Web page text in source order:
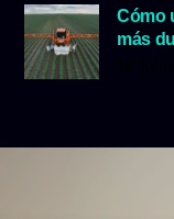
Cómo
más